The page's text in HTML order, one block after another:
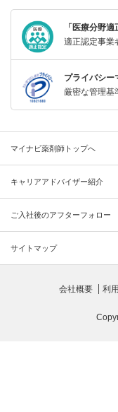
「医療分野
適正認定事業
プライバシー
厳密な管理基
マイナビ薬剤師トップへ
キャリアアドバイザー紹介
ご入社後のアフターフォロー
サイトマップ
会社概要 利